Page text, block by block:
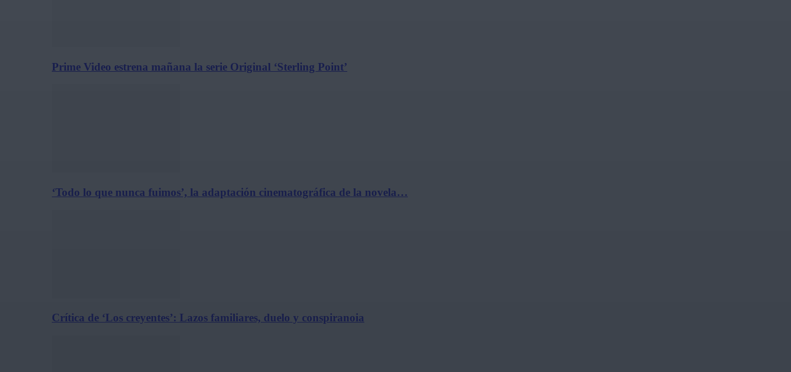
Prime Video estrena mañana la serie Original ‘Sterling Point’
‘Todo lo que nunca fuimos’, la adaptación cinematográfica de la novela…
Crítica de ‘Los creyentes’: Lazos familiares, duelo y conspiranoia